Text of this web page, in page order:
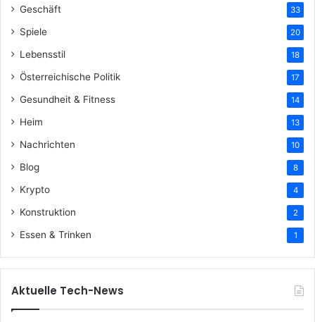
Geschäft 33
Spiele 20
Lebensstil 18
Österreichische Politik 17
Gesundheit & Fitness 14
Heim 13
Nachrichten 10
Blog 8
Krypto 4
Konstruktion 2
Essen & Trinken 1
Aktuelle Tech-News